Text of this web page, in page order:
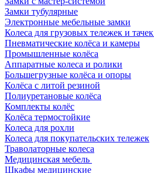
Замки тубулярные
Электронные мебельные замки
Колеса для грузовых тележек и тачек
Пневматические колёса и камеры
Промышленные колёса
Аппаратные колеса и ролики
Большегрузные колёса и опоры
Колёса с литой резиной
Полиуретановые колёса
Комплекты колёс
Колёса термостойкие
Колеса для рохли
Колеса для покупательских тележек
Траволаторные колеса
Медицинская мебель
Шкафы медицинские